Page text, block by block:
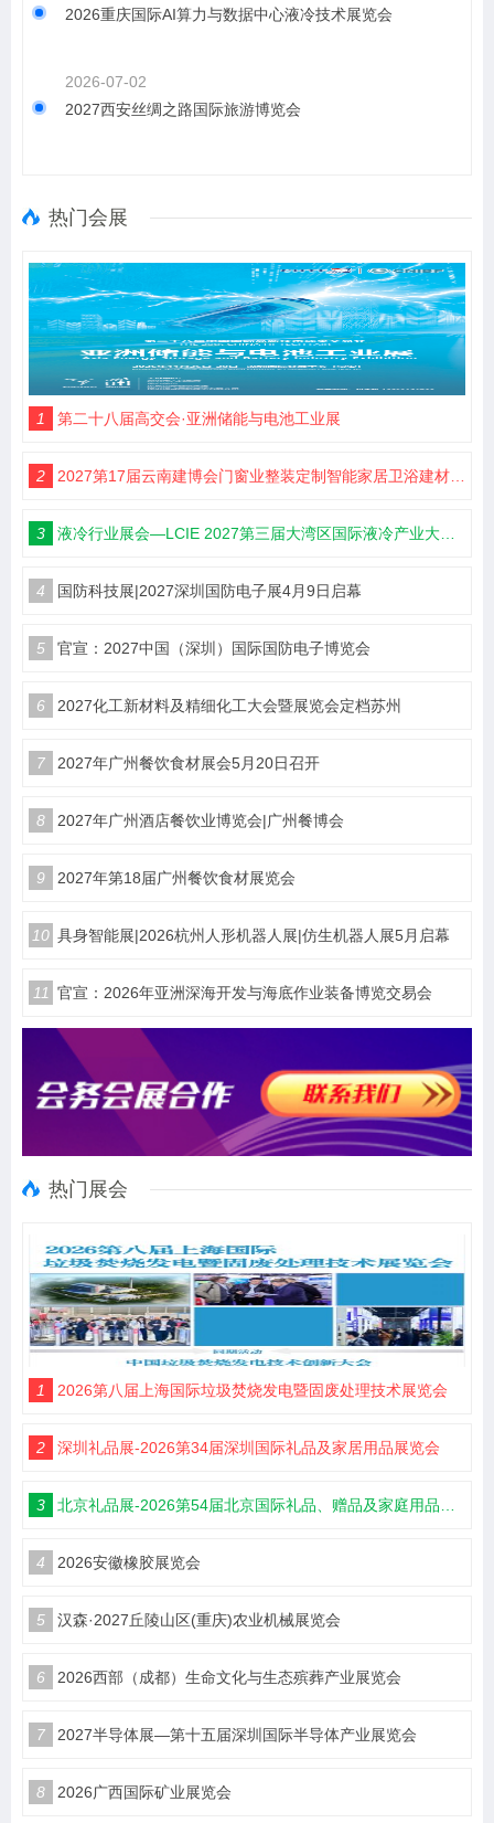
2026重庆国际AI算力与数据中心液冷技术展览会
2026-07-02
2027西安丝绸之路国际旅游博览会
热门会展
1 第二十八届高交会·亚洲储能与电池工业展
2 2027第17届云南建博会门窗业整装定制智能家居卫浴建材展会
3 液冷行业展会—LCIE 2027第三届大湾区国际液冷产业大会暨展览会（深圳）
4 国防科技展|2027深圳国防电子展4月9日启幕
5 官宣：2027中国（深圳）国际国防电子博览会
6 2027化工新材料及精细化工大会暨展览会定档苏州
7 2027年广州餐饮食材展会5月20日召开
8 2027年广州酒店餐饮业博览会|广州餐博会
9 2027年第18届广州餐饮食材展览会
10 具身智能展|2026杭州人形机器人展|仿生机器人展5月启幕
11 官宣：2026年亚洲深海开发与海底作业装备博览交易会
热门展会
1 2026第八届上海国际垃圾焚烧发电暨固废处理技术展览会
2 深圳礼品展-2026第34届深圳国际礼品及家居用品展览会
3 北京礼品展-2026第54届北京国际礼品、赠品及家庭用品展览会
4 2026安徽橡胶展览会
5 汉森·2027丘陵山区(重庆)农业机械展览会
6 2026西部（成都）生命文化与生态殡葬产业展览会
7 2027半导体展—第十五届深圳国际半导体产业展览会
8 2026广西国际矿业展览会